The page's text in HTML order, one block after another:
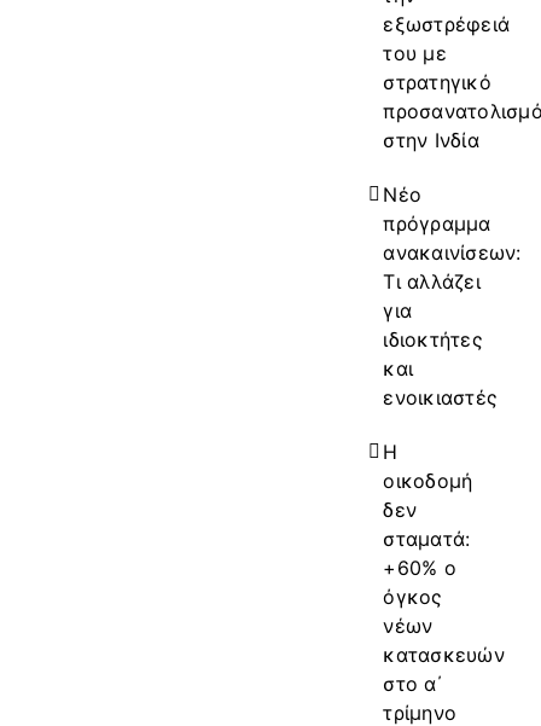
εξωστρέφειά
του με
στρατηγικό
στην Ινδία
Νέο
πρόγραμμα
ανακαινίσεων:
Τι αλλάζει
για
ιδιοκτήτες
και
ενοικιαστές
Η
οικοδομή
δεν
σταματά:
+60% ο
όγκος
νέων
κατασκευών
στο α΄
τρίμηνο